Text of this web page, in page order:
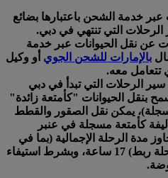
عبر خدمة الشحن باعتبارها بضائع
التي تنتهي في دبي.
عن نقل الحيوانات عبر خدمة
بالإمارات للشحن الجوي أو وكيل
تتعامل معه.
الرحلات التي تبدأ في دبي
بنقل الحيوانات "كأمتعة زائدة"
يمكن نقل الصقور والقطط
كأمتعة مسجلة في عنبر
مدة الرحلة الإجمالية (بما في
ذلك أي وقت في رحلة ربط) 17 ساعة، وبشرط استيفاء